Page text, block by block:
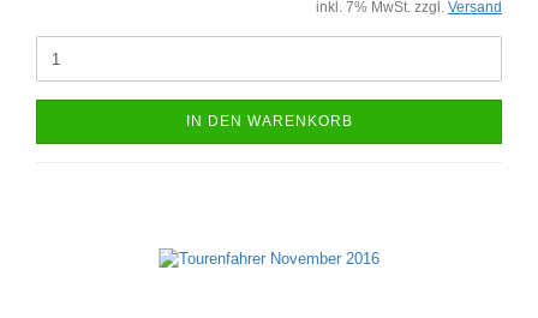
inkl. 7% MwSt. zzgl. Versand
IN DEN WARENKORB